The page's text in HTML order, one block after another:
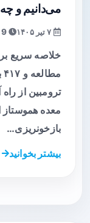
می‌دانیم و چه
9 دقیقه
ترومبین از
بازخونریزی…
بیشتر بخوانید